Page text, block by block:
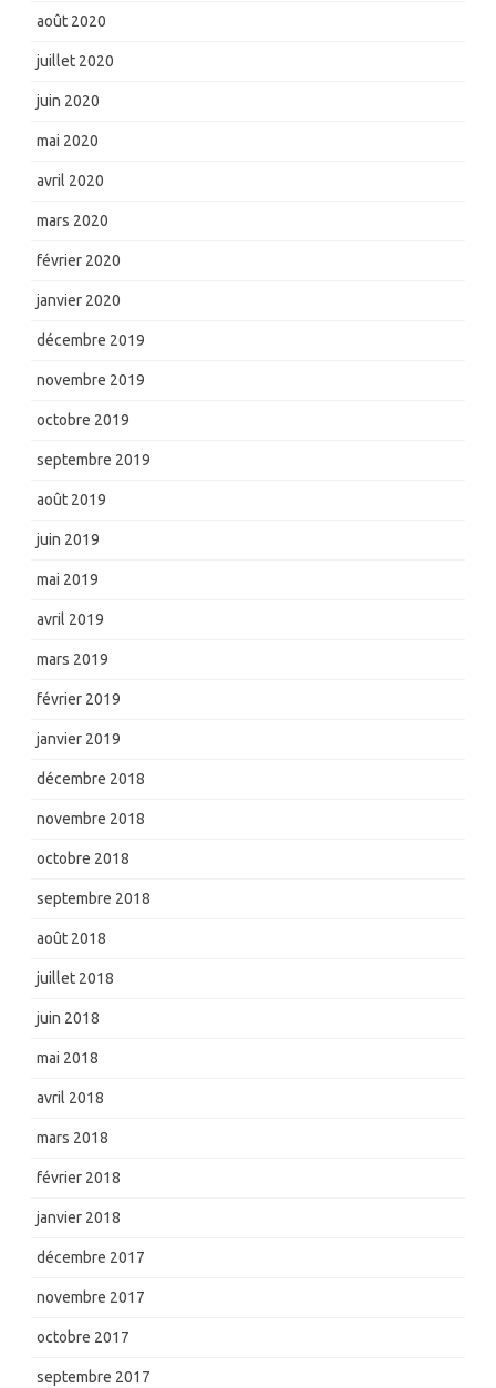
août 2020
juillet 2020
juin 2020
mai 2020
avril 2020
mars 2020
février 2020
janvier 2020
décembre 2019
novembre 2019
octobre 2019
septembre 2019
août 2019
juin 2019
mai 2019
avril 2019
mars 2019
février 2019
janvier 2019
décembre 2018
novembre 2018
octobre 2018
septembre 2018
août 2018
juillet 2018
juin 2018
mai 2018
avril 2018
mars 2018
février 2018
janvier 2018
décembre 2017
novembre 2017
octobre 2017
septembre 2017